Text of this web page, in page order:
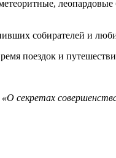
собирателей и
поездок и
секретах